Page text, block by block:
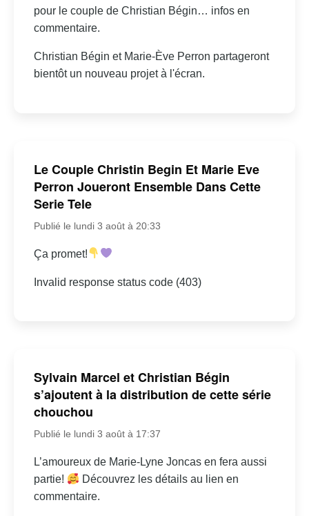
pour le couple de Christian Bégin… infos en
commentaire.
Christian Bégin et Marie-Ève Perron partageront
bientôt un nouveau projet à l'écran.
Le Couple Christin Begin Et Marie Eve
Perron Joueront Ensemble Dans Cette
Serie Tele
Publié le lundi 3 août à 20:33
Ça promet!
Invalid response status code (403)
Sylvain Marcel et Christian Bégin
s’ajoutent à la distribution de cette série
chouchou
Publié le lundi 3 août à 17:37
L’amoureux de Marie-Lyne Joncas en fera aussi
partie!
Découvrez les détails au lien en
commentaire.